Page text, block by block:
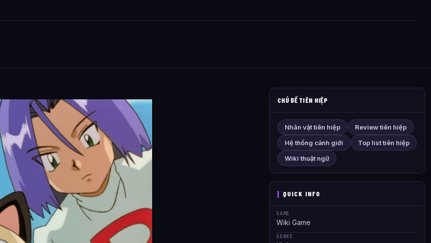
CHỦ ĐỀ TIÊN HIỆP
Nhân vật tiên hiệp
Review tiên hiệp
Hệ thống cảnh giới
Top list tiên hiệp
Wiki thuật ngữ
QUICK INFO
GAME
Wiki Game
GENRE